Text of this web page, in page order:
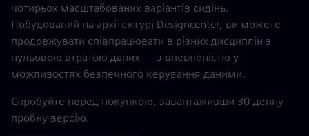
чотирьох масштабованих варіантів сидінь.
Побудований на архітектурі Designcenter, ви можете
продовжувати співпрацювати в різних дисциплін з
нульовою втратою даних — з впевненістю у
можливостях безпечного керування даними.
Спробуйте перед покупкою, завантаживши 30-денну
пробну версію.